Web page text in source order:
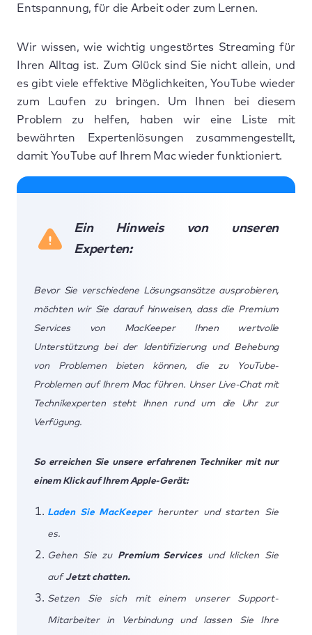
Entspannung, für die Arbeit oder zum Lernen.
Wir wissen, wie wichtig ungestörtes Streaming für
Ihren Alltag ist. Zum Glück sind Sie nicht allein, und
es gibt viele effektive Möglichkeiten, YouTube wieder
zum Laufen zu bringen. Um Ihnen bei diesem
Problem zu helfen, haben wir eine Liste mit
bewährten Expertenlösungen zusammengestellt,
damit YouTube auf Ihrem Mac wieder funktioniert.
Ein Hinweis von unseren
Experten:
Bevor Sie verschiedene Lösungsansätze ausprobieren,
möchten wir Sie darauf hinweisen, dass die Premium
Services von MacKeeper Ihnen wertvolle
Unterstützung bei der Identifizierung und Behebung
von Problemen bieten können, die zu YouTube-
Problemen auf Ihrem Mac führen. Unser Live-Chat mit
Technikexperten steht Ihnen rund um die Uhr zur
Verfügung.
So erreichen Sie unsere erfahrenen Techniker mit nur
einem Klick auf Ihrem Apple-Gerät:
Laden Sie MacKeeperherunter und starten Sie
es.
Gehen Sie zu Premium Servicesund klicken Sie
aufJetzt chatten.
Setzen Sie sich mit einem unserer Support-
Mitarbeiter in Verbindung und lassen Sie Ihre